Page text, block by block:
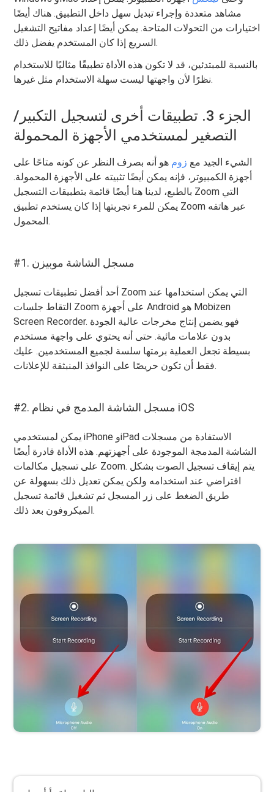
مشاهد متعددة وإجراء تبديل سهل داخل التطبيق. هناك أيضًا
اختيارات من التحولات المتاحة. يمكن أيضًا إعداد مفاتيح التشغيل
السريع إذا كان المستخدم يفضل ذلك.
بالنسبة للمبتدئين، قد لا تكون هذه الأداة تطبيقًا مثاليًا للاستخدام
نظرًا لأن واجهتها ليست سهلة الاستخدام مثل غيرها.
الجزء 3. تطبيقات أخرى لتسجيل التكبير/
التصغير لمستخدمي الأجهزة المحمولة
الشيء الجيد مع زوم هو أنه بصرف النظر عن كونه متاحًا على
أجهزة الكمبيوتر، فإنه يمكن أيضًا تثبيته على الأجهزة المحمولة.
بالطبع، لدينا هنا أيضًا قائمة بتطبيقات التسجيل Zoom التي
يمكن للمرء تجربتها إذا كان يستخدم تطبيق Zoom عبر هاتفه
المحمول.
#1. مسجل الشاشة موبيزن
أحد أفضل تطبيقات تسجيل Zoom التي يمكن استخدامها عند
التقاط جلسات Zoom على أجهزة Android هو Mobizen
Screen Recorder. فهو يضمن إنتاج مخرجات عالية الجودة
بدون علامات مائية. حتى أنه يحتوي على واجهة مستخدم
بسيطة تجعل العملية برمتها سلسة لجميع المستخدمين. عليك
فقط أن تكون حريصًا على النوافذ المنبثقة للإعلانات.
#2. مسجل الشاشة المدمج في نظام iOS
يمكن لمستخدمي iPhone وiPad الاستفادة من مسجلات
الشاشة المدمجة الموجودة على أجهزتهم. هذه الأداة قادرة أيضًا
على تسجيل مكالمات Zoom. يتم إيقاف تسجيل الصوت بشكل
افتراضي عند استخدامه ولكن يمكن تعديل ذلك بسهولة عن
طريق الضغط على زر المسجل ثم تشغيل قائمة تسجيل
الميكروفون بعد ذلك.